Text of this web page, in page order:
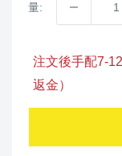
量:
注文後手配7-
返金）